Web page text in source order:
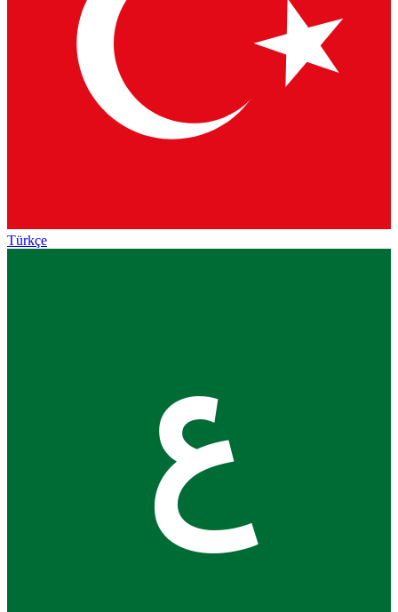
Türkçe
ع